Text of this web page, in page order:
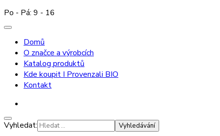
Po - Pá: 9 - 16
Domů
O značce a výrobcích
Katalog produktů
Kde koupit I Provenzali BIO
Kontakt
Vyhledat: